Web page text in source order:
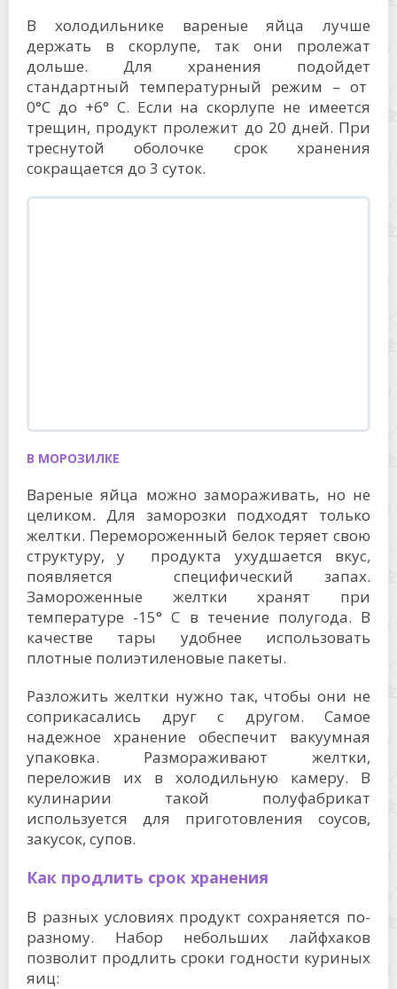
В холодильнике вареные яйца лучше
держать в скорлупе, так они пролежат
дольше. Для хранения подойдет
стандартный температурный режим – от
0°C до +6° C. Если на скорлупе не имеется
трещин, продукт пролежит до 20 дней. При
треснутой оболочке срок хранения
сокращается до 3 суток.
В МОРОЗИЛКЕ
Вареные яйца можно замораживать, но не
целиком. Для заморозки подходят только
желтки. Перемороженный белок теряет свою
структуру, у продукта ухудшается вкус,
появляется специфический запах.
Замороженные желтки хранят при
температуре -15° C в течение полугода. В
качестве тары удобнее использовать
плотные полиэтиленовые пакеты.
Разложить желтки нужно так, чтобы они не
соприкасались друг с другом. Самое
надежное хранение обеспечит вакуумная
упаковка. Размораживают желтки,
переложив их в холодильную камеру. В
кулинарии такой полуфабрикат
используется для приготовления соусов,
закусок, супов.
Как продлить срок хранения
В разных условиях продукт сохраняется по-
разному. Набор небольших лайфхаков
позволит продлить сроки годности куриных
яиц: